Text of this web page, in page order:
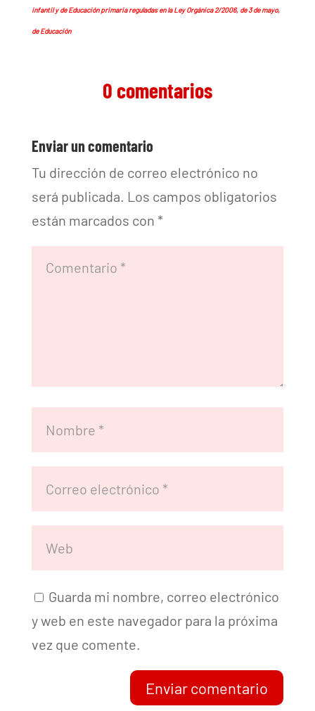
infantil y de Educación primaria reguladas en la Ley Orgánica 2/2006, de 3 de mayo,
de Educación
0 comentarios
Enviar un comentario
Tu dirección de correo electrónico no
será publicada. Los campos obligatorios
están marcados con *
Guarda mi nombre, correo electrónico
y web en este navegador para la próxima
vez que comente.
Enviar comentario